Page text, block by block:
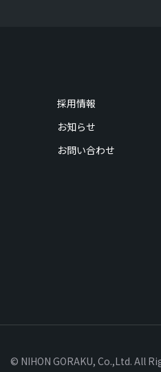
採用情報
お知らせ
お問い合わせ
© NIHON GORAKU, Co.,Ltd. All